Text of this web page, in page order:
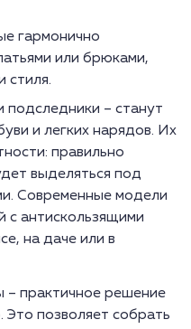
гармонично
или брюками,
стиля.
подследники – станут
и легких нарядов. Их
правильно
выделяться под
Современные модели
с антискользящими
на даче или в
– практичное решение
Это позволяет собрать